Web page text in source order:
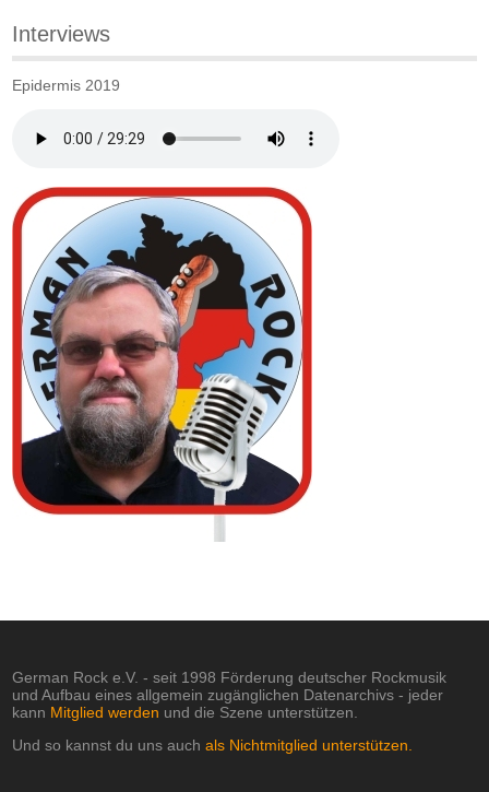
Interviews
Epidermis 2019
German Rock e.V. - seit 1998 Förderung deutscher Rockmusik
und Aufbau eines allgemein zugänglichen Datenarchivs - jeder
kann Mitglied werden und die Szene unterstützen.
Und so kannst du uns auchals Nichtmitglied unterstützen.